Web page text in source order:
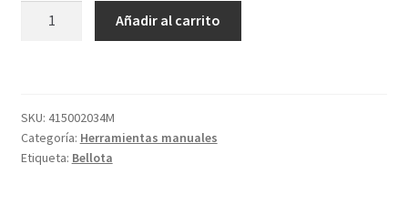
Añadir al carrito
SKU: 415002034M
Categoría: Herramientas manuales
Etiqueta: Bellota